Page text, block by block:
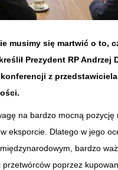
musimy się martwić o to,
Prezydent RP Andrzej
z
na bardzo mocną pozycję
eksporcie. Dlatego w jego
bardzo
poprzez